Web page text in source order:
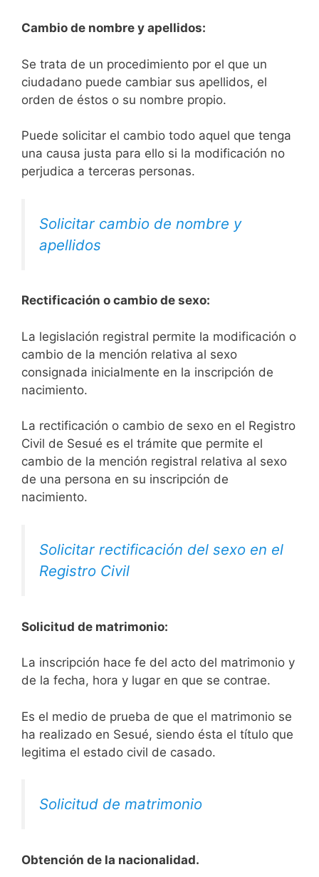
Cambio de nombre y apellidos:
Se trata de un procedimiento por el que un
ciudadano puede cambiar sus apellidos, el
orden de éstos o su nombre propio.
Puede solicitar el cambio todo aquel que tenga
una causa justa para ello si la modificación no
perjudica a terceras personas.
Solicitar cambio de nombre y
apellidos
Rectificación o cambio de sexo:
La legislación registral permite la modificación o
cambio de la mención relativa al sexo
consignada inicialmente en la inscripción de
nacimiento.
La rectificación o cambio de sexo en el Registro
Civil de Sesué es el trámite que permite el
cambio de la mención registral relativa al sexo
de una persona en su inscripción de
nacimiento.
Solicitar rectificación del sexo en el
Registro Civil
Solicitud de matrimonio:
La inscripción hace fe del acto del matrimonio y
de la fecha, hora y lugar en que se contrae.
Es el medio de prueba de que el matrimonio se
ha realizado en Sesué, siendo ésta el título que
legitima el estado civil de casado.
Solicitud de matrimonio
Obtención de la nacionalidad.